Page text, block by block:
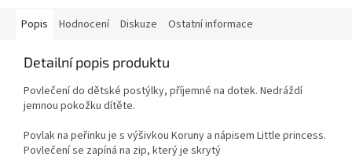
Popis Hodnocení Diskuze Ostatní informace
Detailní popis produktu
Povlečení do dětské postýlky, příjemné na dotek. Nedráždí
jemnou pokožku dítěte.
Povlak na peřinku je s výšivkou Koruny a nápisem Little princess.
Povlečení se zapíná na zip, který je skrytý